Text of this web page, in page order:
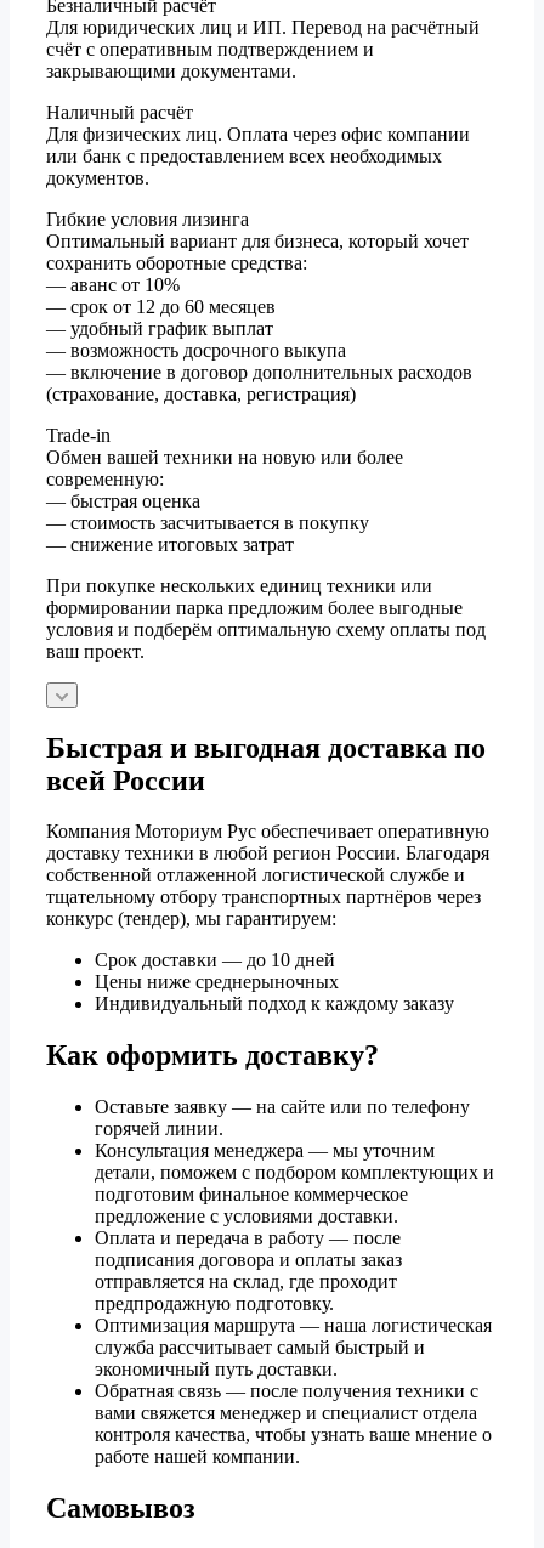
Безналичный расчёт
Для юридических лиц и ИП. Перевод на расчётный
счёт с оперативным подтверждением и
закрывающими документами.
Наличный расчёт
Для физических лиц. Оплата через офис компании
или банк с предоставлением всех необходимых
документов.
Гибкие условия лизинга
Оптимальный вариант для бизнеса, который хочет
сохранить оборотные средства:
— аванс от 10%
— срок от 12 до 60 месяцев
— удобный график выплат
— возможность досрочного выкупа
— включение в договор дополнительных расходов
(страхование, доставка, регистрация)
Trade-in
Обмен вашей техники на новую или более
современную:
— быстрая оценка
— стоимость засчитывается в покупку
— снижение итоговых затрат
При покупке нескольких единиц техники или
формировании парка предложим более выгодные
условия и подберём оптимальную схему оплаты под
ваш проект.
Быстрая и выгодная доставка по
всей России
Компания Моториум Рус обеспечивает оперативную
доставку техники в любой регион России. Благодаря
собственной отлаженной логистической службе и
тщательному отбору транспортных партнёров через
конкурс (тендер), мы гарантируем:
Срок доставки — до 10 дней
Цены ниже среднерыночных
Индивидуальный подход к каждому заказу
Как оформить доставку?
Оставьте заявку — на сайте или по телефону
горячей линии.
Консультация менеджера — мы уточним
детали, поможем с подбором комплектующих и
подготовим финальное коммерческое
предложение с условиями доставки.
Оплата и передача в работу — после
подписания договора и оплаты заказ
отправляется на склад, где проходит
предпродажную подготовку.
Оптимизация маршрута — наша логистическая
служба рассчитывает самый быстрый и
экономичный путь доставки.
Обратная связь — после получения техники с
вами свяжется менеджер и специалист отдела
контроля качества, чтобы узнать ваше мнение о
работе нашей компании.
Самовывоз